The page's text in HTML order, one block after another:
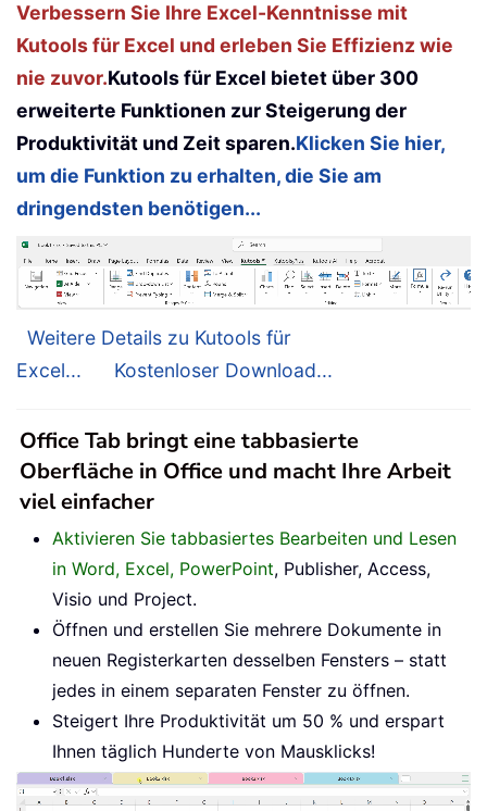
Verbessern Sie Ihre Excel-Kenntnisse mit
Kutools für Excel und erleben Sie Effizienz wie
nie zuvor.Kutools für Excel bietet über 300
erweiterte Funktionen zur Steigerung der
Produktivität und Zeit sparen.Klicken Sie hier,
um die Funktion zu erhalten, die Sie am
dringendsten benötigen...
Weitere Details zu Kutools für
Excel...
Kostenloser Download...
Office Tab bringt eine tabbasierte
Oberfläche in Office und macht Ihre Arbeit
viel einfacher
Aktivieren Sie tabbasiertes Bearbeiten und Lesen
in Word, Excel, PowerPoint, Publisher, Access,
Visio und Project.
Öffnen und erstellen Sie mehrere Dokumente in
neuen Registerkarten desselben Fensters – statt
jedes in einem separaten Fenster zu öffnen.
Steigert Ihre Produktivität um 50 % und erspart
Ihnen täglich Hunderte von Mausklicks!